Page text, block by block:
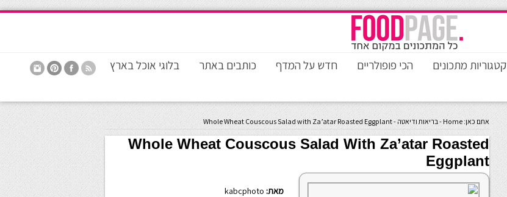
קטגוריות מתכונים הכי פופולריים חדש על המדף כותבים באתר בלוגי אוכל בארץ
אתם כאן: Home
-בריאות ודיאטה -
Whole Wheat Couscous Salad with Za’atar Roasted Eggplant
Whole Wheat Couscous Salad With Za’atar Roasted
Eggplant
מאת: kabcphoto